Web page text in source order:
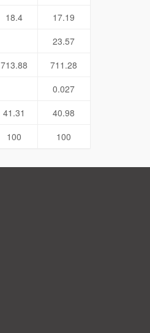
18.4
17.19
23.57
713.88
711.28
0.027
41.31
40.98
100 100